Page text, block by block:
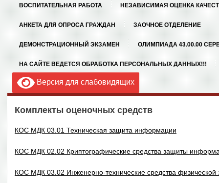
ВОСПИТАТЕЛЬНАЯ РАБОТА НЕЗАВИСИМАЯ ОЦЕНКА
АНКЕТА ДЛЯ ОПРОСА ГРАЖДАН ЗАОЧНОЕ ОТДЕЛЕНИЕ
ДЕМОНСТРАЦИОННЫЙ ЭКЗАМЕН ОЛИМПИАДА 43.00.00
НА САЙТЕ ВЕДЕТСЯ ОБРАБОТКА ПЕРСОНАЛЬНЫХ ДАННЫХ!!!
Версия для слабовидящих
Комплекты оценочных средств
КОС МДК 03.01 Техническая защита информации
КОС МДК 02.02 Криптографические средства защиты
КОС МДК 03.02 Инженерно-технические средства физической